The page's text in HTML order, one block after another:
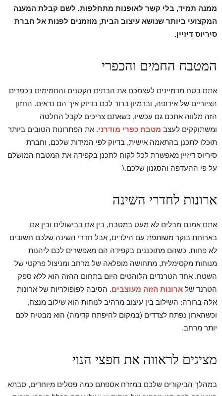
ממנה תמיד, בלי קשר לאופנות מתחלפות. לשם קבלת המענה
המקצועי ביותר שנושא עיצוב הבית, מוזמנים לפנות אל חברת
סיריוס דיזיין.
המטבח החמים והכפרי
אתם בטח מדמיינים לעצמכם את הבתים הקטנים והחמימים בכפרים
הציוריים של אירופה, ובדמיון ברור לכם בדיוק איך הם נראים. החזון
הזה מלווה אתכם גם עכשיו, כשאתם צריכים לקבל החלטה
ומשתוקקים לעצב מטבח כפרי מודרני. את הפתרונות הטובים ביותר
תוכלו לתכנן בהתאמה אישית, בדיוק לפי המידות שלכם, וחברת
סיריוס דיזיין מאפשרת לכל לקוח לתכנן בקפידה את המטבח המושלם
על פי ההעדפה והסגנון שלכם.\
ארונות לחדרי השינה
אתם אמנם מבלים לא מעט במטבח, בין אם בבישולים ובין אם
בארוחת בוקר משותפת עם הילדים, אבל חדרי השינה שלכם חשובים
לא פחות. כשהם מתוכננים בקפידה הם מאפשרים לכם ליהנות
מנוחות מקסימלית, מתחושה מופלאה של מרחב ומניצול פרקטי של
השטח. אחד הטרנדים הלוהטים היום בתחום ההזה הוא ללא ספק
הטרנד של ארונות הזזה מעוצבים. הסיבה לפופולריות של ארונות
אלה ברורה: השילוב בין עיצוב מרהיב לנוחות הוא שילוב מנצח,
וכשהארון נפתח לצדדים (במקום להיפתח קדימה) הוא מבטיח לכם
יותר מרחב.
מציגים לראווה את חפצי הנוי
במהלך הביקורים שלכם במזרח אספתם כמה פסלים מיוחדים, סבתא